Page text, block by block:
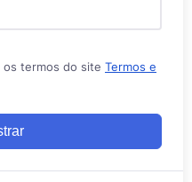
os termos do site Termos e